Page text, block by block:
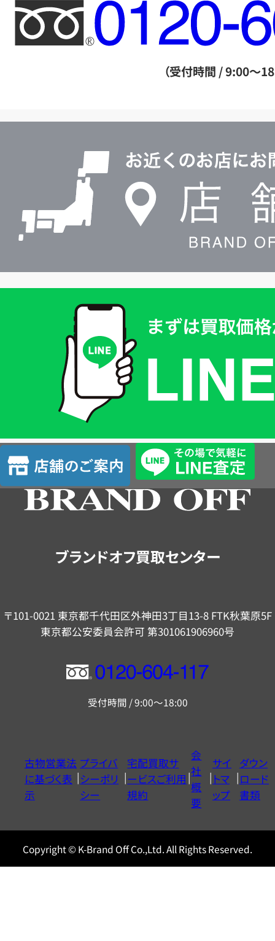
フ
リ
ー
ル
（受付時間 / 9:00～
査
定
店
舗
の
ブランドオフ買取センター
〒101-0021 東京都千代田区外神田3丁目13-8 FTK秋葉原5F
東京都公安委員会許可 第301061906960号
フ
ー
ヤ
ル
0120604117
受付時間 / 9:00～18:00
古物営業法
に基づく表
示
プライバ
シーポリ
シー
宅配買取サ
ービスご利用
規約
会
社
概
要
サイ
トマ
ップ
ダウン
ロード
書類
Copyright © K-Brand Off Co.,Ltd. All Rights Reserved.